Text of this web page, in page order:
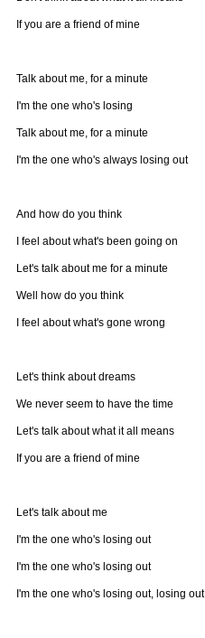
If you are a friend of mine
Talk about me, for a minute
I'm the one who's losing
Talk about me, for a minute
I'm the one who's always losing out
And how do you think
I feel about what's been going on
Let's talk about me for a minute
Well how do you think
I feel about what's gone wrong
Let's think about dreams
We never seem to have the time
Let's talk about what it all means
If you are a friend of mine
Let's talk about me
I'm the one who's losing out
I'm the one who's losing out
I'm the one who's losing out, losing out